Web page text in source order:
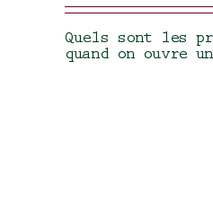
Quels sont les
quand on ouvre